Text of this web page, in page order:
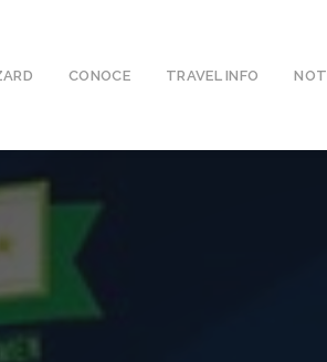
CONOCE TRAVEL INFO